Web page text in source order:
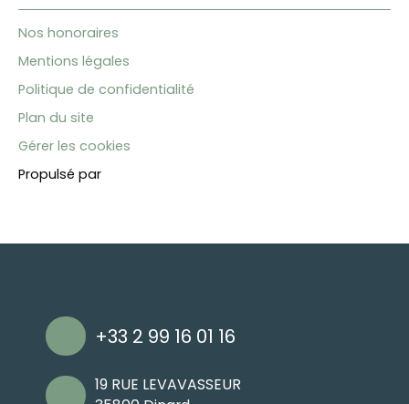
Nos honoraires
Mentions légales
Politique de confidentialité
Plan du site
Gérer les cookies
Propulsé par
+33 2 99 16 01 16
19 RUE LEVAVASSEUR